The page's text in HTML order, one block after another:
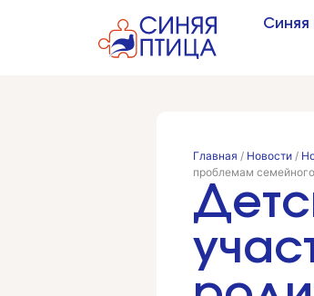
Синяя
Главная / Новости /
проблемам